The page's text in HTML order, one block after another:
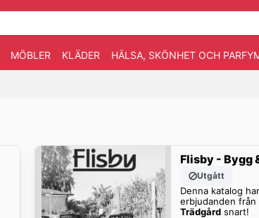
MÖBLER KLÄDER HÄLSA, SKÖNHET OCH
Flisby - Bygg
Utgått
Denna katalog
erbjudanden från
Trädgård snart!